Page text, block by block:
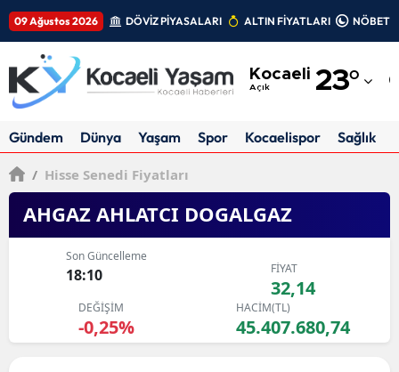
09 Ağustos 2026 DÖVİZ PİYASALARI ALTIN FİYATLARI
Kocaeli
Açık 23°
Adıyaman
Ankara
Antalya
Artvin
Aydın
Gündem Dünya Yaşam Spor Kocaelispor Sağlık
/ Hisse Senedi Fiyatları
AHGAZ AHLATCI DOGALGAZ
Son Güncelleme
18:10 FİYAT
32,14
DEĞİŞİM
-0,25%
HACİM(TL)
45.407.680,74